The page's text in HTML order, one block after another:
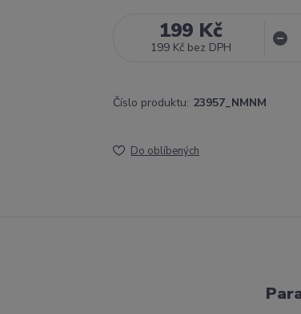
199 Kč
199 Kč bez DPH
Číslo produktu: 23957_NMNM
Do oblíbených